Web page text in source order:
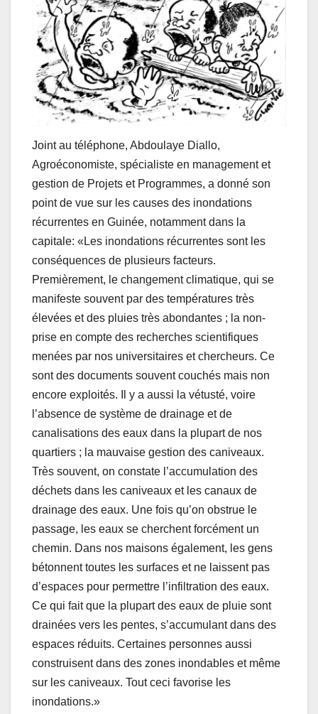
Joint au téléphone, Abdoulaye Diallo,
Agroéconomiste, spécialiste en management et
gestion de Projets et Programmes, a donné son
point de vue sur les causes des inondations
récurrentes en Guinée, notamment dans la
capitale: «Les inondations récurrentes sont les
conséquences de plusieurs facteurs.
Premièrement, le changement climatique, qui se
manifeste souvent par des températures très
élevées et des pluies très abondantes ; la non-
prise en compte des recherches scientifiques
menées par nos universitaires et chercheurs. Ce
sont des documents souvent couchés mais non
encore exploités. Il y a aussi la vétusté, voire
l’absence de système de drainage et de
canalisations des eaux dans la plupart de nos
quartiers ; la mauvaise gestion des caniveaux.
Très souvent, on constate l’accumulation des
déchets dans les caniveaux et les canaux de
drainage des eaux. Une fois qu’on obstrue le
passage, les eaux se cherchent forcément un
chemin. Dans nos maisons également, les gens
bétonnent toutes les surfaces et ne laissent pas
d’espaces pour permettre l’infiltration des eaux.
Ce qui fait que la plupart des eaux de pluie sont
drainées vers les pentes, s’accumulant dans des
espaces réduits. Certaines personnes aussi
construisent dans des zones inondables et même
sur les caniveaux. Tout ceci favorise les
inondations.»